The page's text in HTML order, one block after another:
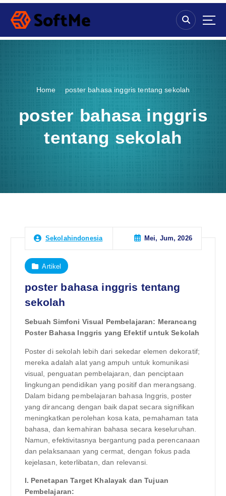
S
p
Home poster bahasa inggris tentang sekolah
poster bahasa inggris
tentang sekolah
Sekolahindonesia Mei, Jum, 2026
Artikel
poster bahasa inggris tentang
sekolah
Sebuah Simfoni Visual Pembelajaran: Merancang
Poster Bahasa Inggris yang Efektif untuk Sekolah
Poster di sekolah lebih dari sekedar elemen dekoratif;
mereka adalah alat yang ampuh untuk komunikasi
visual, penguatan pembelajaran, dan penciptaan
lingkungan pendidikan yang positif dan merangsang.
Dalam bidang pembelajaran bahasa Inggris, poster
yang dirancang dengan baik dapat secara signifikan
meningkatkan perolehan kosa kata, pemahaman tata
bahasa, dan kemahiran bahasa secara keseluruhan.
Namun, efektivitasnya bergantung pada perencanaan
dan pelaksanaan yang cermat, dengan fokus pada
kejelasan, keterlibatan, dan relevansi.
I. Penetapan Target Khalayak dan Tujuan
Pembelajaran: